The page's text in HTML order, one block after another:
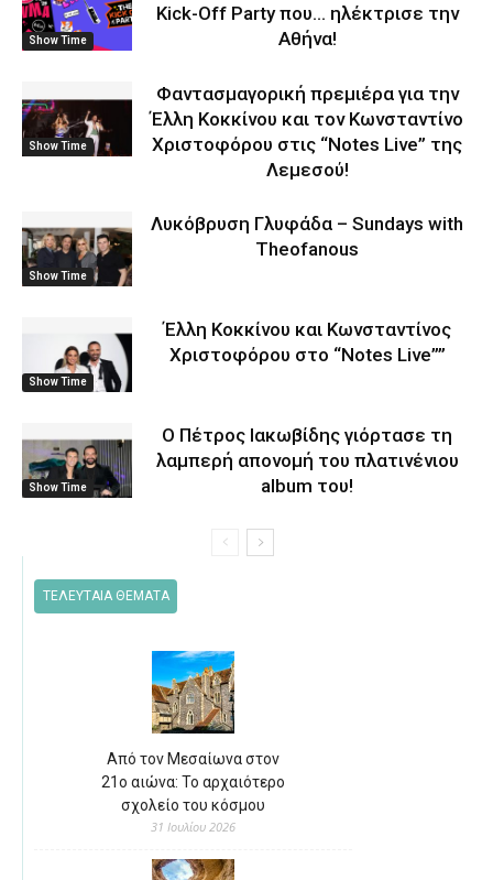
Show Time
Kick-Off Party που… ηλέκτρισε την
Αθήνα!
Show Time
Φαντασμαγορική πρεμιέρα για την
Έλλη Κοκκίνου και τον Κωνσταντίνο
Χριστοφόρου στις “Notes Live” της
Λεμεσού!
Show Time
Λυκόβρυση Γλυφάδα – Sundays with
Theofanous
Show Time
Έλλη Κοκκίνου και Κωνσταντίνος
Χριστοφόρου στο “Notes Live””
Show Time
O Πέτρος Ιακωβίδης γιόρτασε τη
λαμπερή απονομή του πλατινένιου
album του!
ΤΕΛΕΥΤΑΙΑ ΘΕΜΑΤΑ
Από τον Μεσαίωνα στον
21ο αιώνα: Το αρχαιότερο
σχολείο του κόσμου
31 Ιουλίου 2026